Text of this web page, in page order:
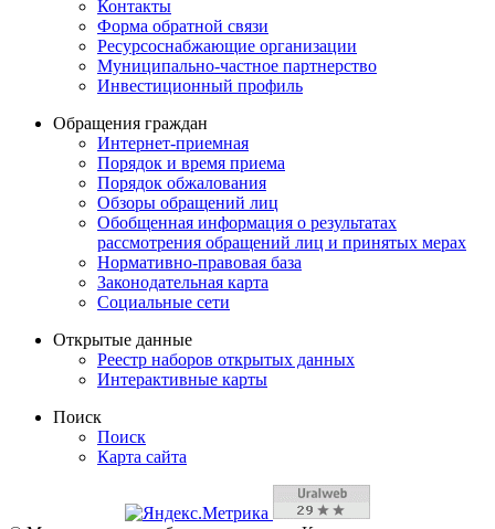
Контакты
Форма обратной связи
Ресурсоснабжающие организации
Муниципально-частное партнерство
Инвестиционный профиль
Обращения граждан
Интернет-приемная
Порядок и время приема
Порядок обжалования
Обзоры обращений лиц
Обобщенная информация о результатах
рассмотрения обращений лиц и принятых мерах
Нормативно-правовая база
Законодательная карта
Социальные сети
Открытые данные
Реестр наборов открытых данных
Интерактивные карты
Поиск
Поиск
Карта сайта